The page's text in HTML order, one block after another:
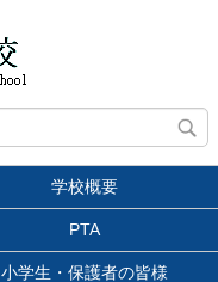
学校概要
PTA
小学生・保護者の皆様